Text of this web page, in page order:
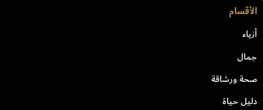
الأقسام
أزياء
جمال
صحة ورشاقة
دليل حياة